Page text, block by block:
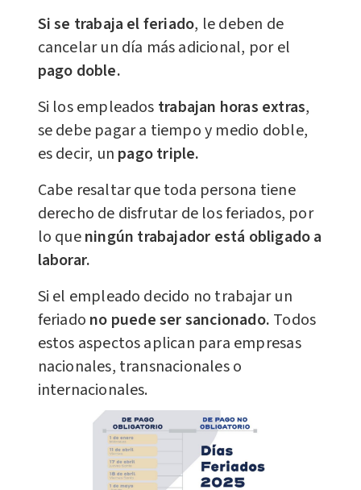
Si se trabaja el feriado, le deben de
cancelar un día más adicional, por el
pago doble.
Si los empleados trabajan horas extras,
se debe pagar a tiempo y medio doble,
es decir, un pago triple.
Cabe resaltar que toda persona tiene
derecho de disfrutar de los feriados, por
lo queningún trabajador está obligado a
laborar.
Si el empleado decido no trabajar un
feriado no puede ser sancionado. Todos
estos aspectos aplican para empresas
nacionales, transnacionales o
internacionales.